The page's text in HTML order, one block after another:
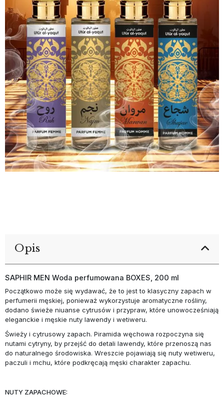
Opis
SAPHIR MEN Woda perfumowana BOXES, 200 ml
Początkowo może się wydawać, że to jest to klasyczny zapach w
perfumerii męskiej, ponieważ wykorzystuje aromatyczne rośliny,
dodano świeże niuanse cytrusów i przypraw, które unowocześniają
eleganckie i męskie nuty lawendy i wetiweru.
Świeży i cytrusowy zapach. Piramida węchowa rozpoczyna się
nutami cytryny, by przejść do detali lawendy, które przenoszą nas
do naturalnego środowiska. Wreszcie pojawiają się nuty wetiweru,
paczuli i mchu, które podkręcają męski charakter zapachu.
NUTY ZAPACHOWE: